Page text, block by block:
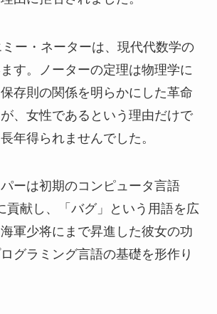
ー・ネーターは、現代代数学の
す。ノーターの定理は物理学に
存則の関係を明らかにした革命
、女性であるという理由だけで
年得られませんでした。
ーは初期のコンピュータ言語
貢献し、「バグ」という用語を広
軍少将にまで昇進した彼女の功
グラミング言語の基礎を形作り